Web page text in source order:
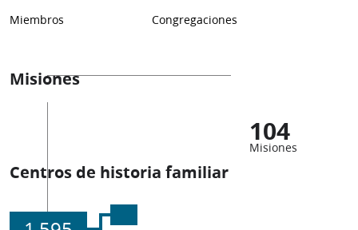
Miembros Congregaciones
Misiones
104
Misiones
Centros de historia familiar